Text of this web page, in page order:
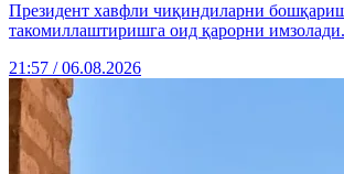
Президент хавфли чиқиндиларни
такомиллаштиришга оид қарорни имзолади.
21:57 / 06.08.2026